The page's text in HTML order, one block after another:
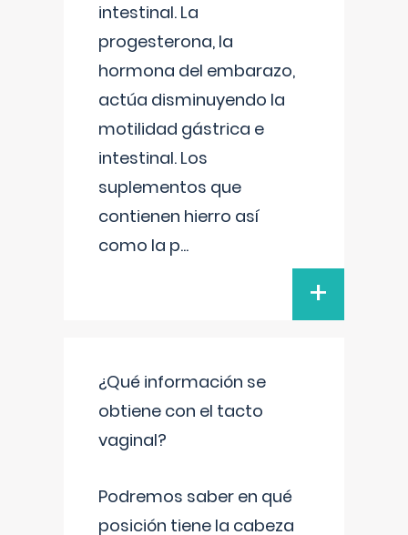
intestinal. La
progesterona, la
hormona del embarazo,
actúa disminuyendo la
motilidad gástrica e
intestinal. Los
suplementos que
contienen hierro así
como la p...
+
¿Qué información se
obtiene con el tacto
vaginal?
Podremos saber en qué
posición tiene la cabeza